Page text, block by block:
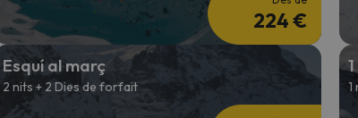
224 €
Esquí al març
2 nits + 2 Dies de forfait 1